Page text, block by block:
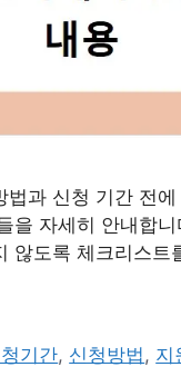
법과 신청 기간 전에
을 자세히 안내합
않도록 체크리스트
기간, 신청방법, 지